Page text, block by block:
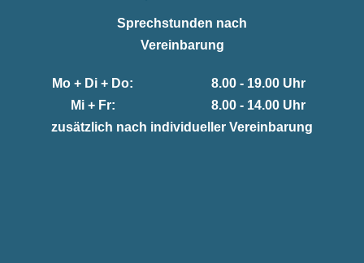
Sprechstunden nach
Vereinbarung
Mo + Di + Do:
8.00 - 19.00 Uhr
Mi + Fr:
8.00 - 14.00 Uhr
zusätzlich nach individueller Vereinbarung